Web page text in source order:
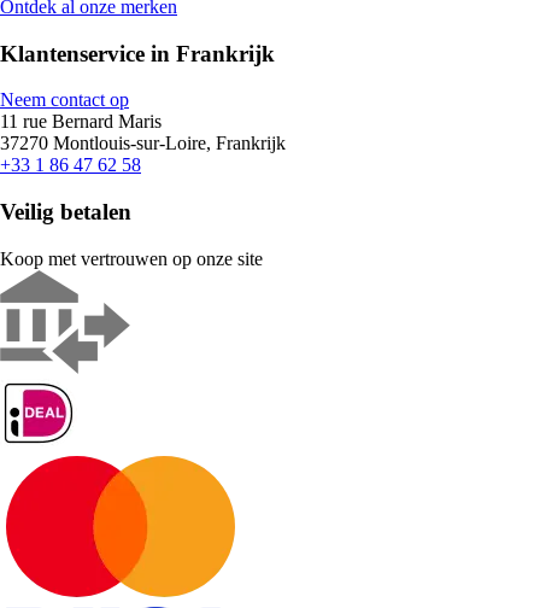
Ontdek al onze merken
Klantenservice in Frankrijk
Neem contact op
11 rue Bernard Maris
37270 Montlouis-sur-Loire, Frankrijk
+33 1 86 47 62 58
Veilig betalen
Koop met vertrouwen op onze site